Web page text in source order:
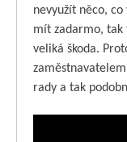
nevyužít něco,
mít zadarmo, tak
veliká škoda.
rady a tak